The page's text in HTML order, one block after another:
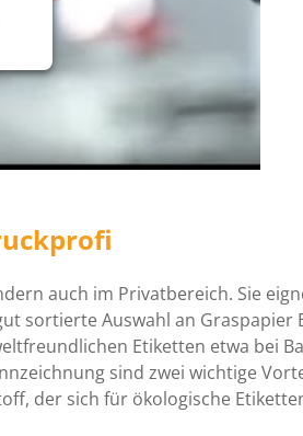
auch im Privatbereich. Sie
sortierte Auswahl an Graspapier
Etiketten etwa bei
sind zwei wichtige
der sich für ökologische